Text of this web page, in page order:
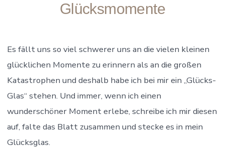
Glücksmomente
Es fällt uns so viel schwerer uns an die vielen kleinen
glücklichen Momente zu erinnern als an die großen
Katastrophen und deshalb habe ich bei mir ein „Glücks-
Glas“ stehen. Und immer, wenn ich einen
wunderschöner Moment erlebe, schreibe ich mir diesen
auf, falte das Blatt zusammen und stecke es in mein
Glücksglas.